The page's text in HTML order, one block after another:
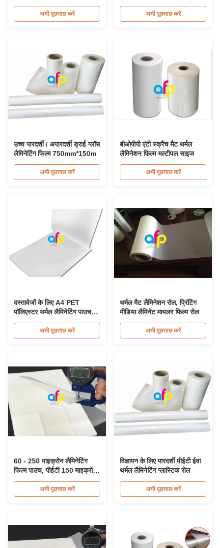
वर्ग मीटर
अभी पूछताछ करें अभी पूछताछ करें
उच्च पारदर्शी / अपारदर्शी ड्राई ग्लॉस
लैमिनेटिंग फिल्म 750mm*150m
अभी पूछताछ करें
बीओपीपी एंटी स्क्रैच मैट थर्मल
लैमिनेशन फिल्म मल्टीपल साइज
अभी पूछताछ करें
दस्तावेजों के लिए A4 PET
पॉलिएस्टर थर्मल लैमिनेटिंग पाउच
फिल्म 80माइक्रोन-350माइक्रोन
अभी पूछताछ करें
थर्मल मैट लैमिनेशन रोल, प्रिंटिंग
मीडिया लैमिनेट मायलर फिल्म रोल
अभी पूछताछ करें
60 - 250 माइक्रोन लैमिनेटिंग
फिल्म पाउच, पीईटी 150 माइक्रोन
लैमिनेटिंग पाउच
अभी पूछताछ करें
विज्ञापन के लिए पारदर्शी पीईटी ईवा
थर्मल लैमिनेटिंग प्लास्टिक रोल
अभी पूछताछ करें